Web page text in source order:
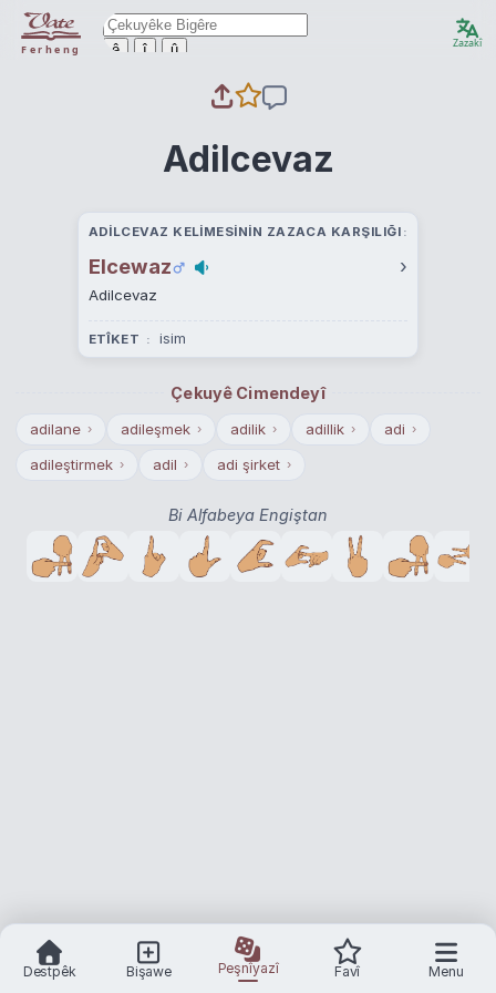
Ferheng ê î û Zazakî
Adilcevaz
ADILCEVAZ KELIMESININ ZAZACA KARŞILIĞI
Elcewaz ›
Adilcevaz
ETÎKET isim
Çekuyê Cimendeyî
adilane › adileşmek › adilik › adillik › adi ›
adileştirmek › adil › adi şirket ›
Bi Alfabeya Engiştan
Destpêk Bişawe Peşnîyazî Favî Menu